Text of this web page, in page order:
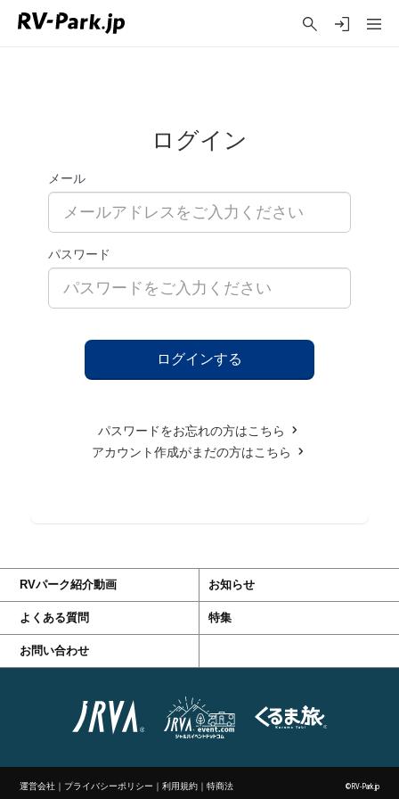
ログイン
メール
パスワード
パスワードをお忘れの方はこちら
アカウント作成がまだの方はこちら
RVパーク紹介動画 お知らせ
よくある質問 特集
お問い合わせ
運営会社 ｜ プライバシーポリシー ｜利用規約 ｜特商法 ©RV-Park.jp